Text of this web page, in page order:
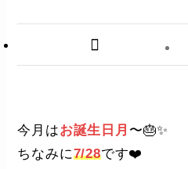
今月はお誕生日月 〜🎂✨️
ちなみに7/28です❤️